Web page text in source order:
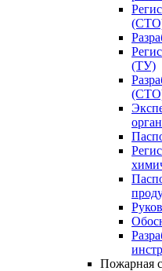
(ТУ)
Пожарная